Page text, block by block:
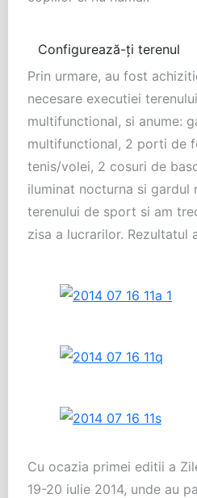
Configurează-ți terenul
Prin urmare, au fost
necesare executiei
multifunctional, si anume:
multifunctional, 2 porti de
tenis/volei, 2 cosuri de
iluminat nocturna si gardul
terenului de sport si am
zisa a lucrarilor. Rezultatul
Cu ocazia primei editii a
19-20 iulie 2014, unde au